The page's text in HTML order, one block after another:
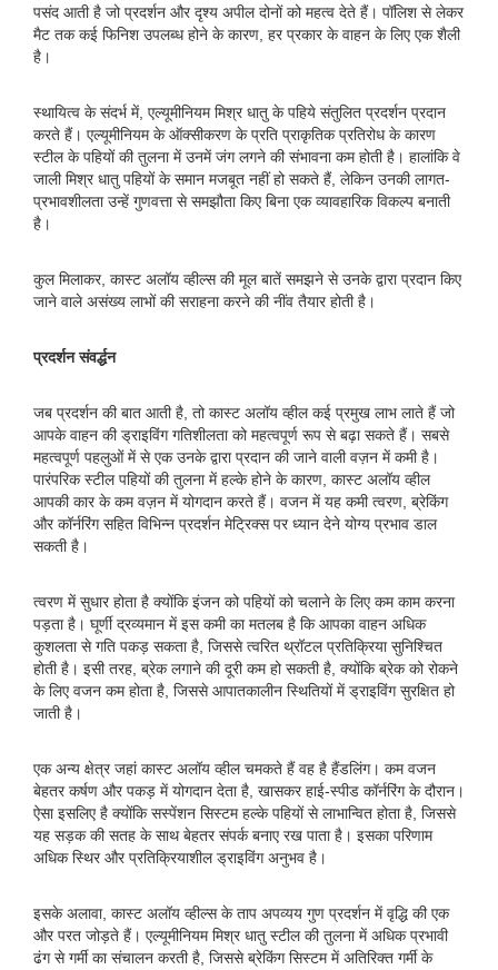
पसंद आती है जो प्रदर्शन और दृश्य अपील दोनों को महत्व देते हैं। पॉलिश से लेकर
मैट तक कई फिनिश उपलब्ध होने के कारण, हर प्रकार के वाहन के लिए एक शैली
है।
स्थायित्व के संदर्भ में, एल्यूमीनियम मिश्र धातु के पहिये संतुलित प्रदर्शन प्रदान
करते हैं। एल्यूमीनियम के ऑक्सीकरण के प्रति प्राकृतिक प्रतिरोध के कारण
स्टील के पहियों की तुलना में उनमें जंग लगने की संभावना कम होती है। हालांकि वे
जाली मिश्र धातु पहियों के समान मजबूत नहीं हो सकते हैं, लेकिन उनकी लागत-
प्रभावशीलता उन्हें गुणवत्ता से समझौता किए बिना एक व्यावहारिक विकल्प बनाती
है।
कुल मिलाकर, कास्ट अलॉय व्हील्स की मूल बातें समझने से उनके द्वारा प्रदान किए
जाने वाले असंख्य लाभों की सराहना करने की नींव तैयार होती है।
प्रदर्शन संवर्द्धन
जब प्रदर्शन की बात आती है, तो कास्ट अलॉय व्हील कई प्रमुख लाभ लाते हैं जो
आपके वाहन की ड्राइविंग गतिशीलता को महत्वपूर्ण रूप से बढ़ा सकते हैं। सबसे
महत्वपूर्ण पहलुओं में से एक उनके द्वारा प्रदान की जाने वाली वज़न में कमी है।
पारंपरिक स्टील पहियों की तुलना में हल्के होने के कारण, कास्ट अलॉय व्हील
आपकी कार के कम वज़न में योगदान करते हैं। वजन में यह कमी त्वरण, ब्रेकिंग
और कॉर्नरिंग सहित विभिन्न प्रदर्शन मेट्रिक्स पर ध्यान देने योग्य प्रभाव डाल
सकती है।
त्वरण में सुधार होता है क्योंकि इंजन को पहियों को चलाने के लिए कम काम करना
पड़ता है। घूर्णी द्रव्यमान में इस कमी का मतलब है कि आपका वाहन अधिक
कुशलता से गति पकड़ सकता है, जिससे त्वरित थ्रॉटल प्रतिक्रिया सुनिश्चित
होती है। इसी तरह, ब्रेक लगाने की दूरी कम हो सकती है, क्योंकि ब्रेक को रोकने
के लिए वजन कम होता है, जिससे आपातकालीन स्थितियों में ड्राइविंग सुरक्षित हो
जाती है।
एक अन्य क्षेत्र जहां कास्ट अलॉय व्हील चमकते हैं वह है हैंडलिंग। कम वजन
बेहतर कर्षण और पकड़ में योगदान देता है, खासकर हाई-स्पीड कॉर्नरिंग के दौरान।
ऐसा इसलिए है क्योंकि सस्पेंशन सिस्टम हल्के पहियों से लाभान्वित होता है, जिससे
यह सड़क की सतह के साथ बेहतर संपर्क बनाए रख पाता है। इसका परिणाम
अधिक स्थिर और प्रतिक्रियाशील ड्राइविंग अनुभव है।
इसके अलावा, कास्ट अलॉय व्हील्स के ताप अपव्यय गुण प्रदर्शन में वृद्धि की एक
और परत जोड़ते हैं। एल्यूमीनियम मिश्र धातु स्टील की तुलना में अधिक प्रभावी
ढंग से गर्मी का संचालन करती है, जिससे ब्रेकिंग सिस्टम में अतिरिक्त गर्मी के